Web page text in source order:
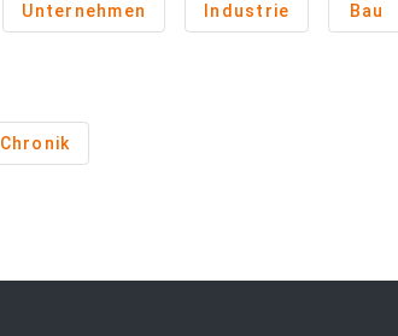
Unternehmen Industrie Bau
Chronik